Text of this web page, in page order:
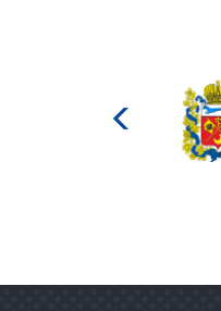
Министерство
культуры
Российской
федерации